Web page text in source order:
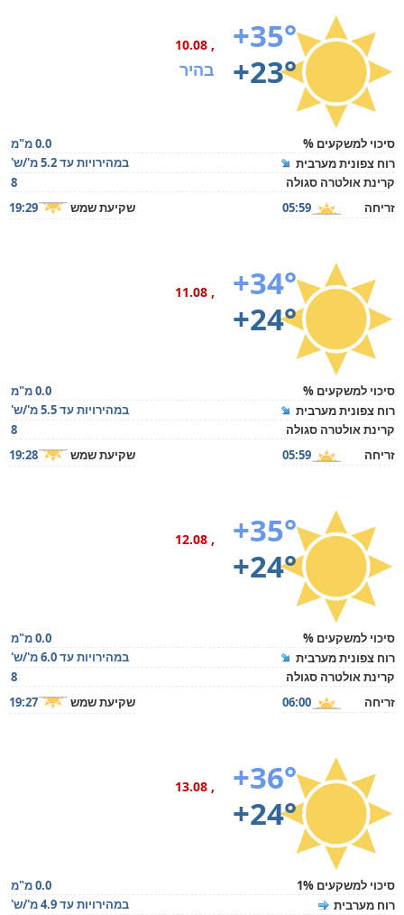
+35°
+23°
, 10.08
בהיר
סיכוי למשקעים %
0.0 מ"מ
רוח צפונית מערבית
במהירויות עד 5.2 מ'/ש'
קרינת אולטרה סגולה
8
זריחה
05:59 שקיעת שמש 19:29
+34°
+24°
, 11.08
סיכוי למשקעים %
0.0 מ"מ
רוח צפונית מערבית
במהירויות עד 5.5 מ'/ש'
קרינת אולטרה סגולה
8
זריחה
05:59 שקיעת שמש 19:28
+35°
+24°
, 12.08
סיכוי למשקעים %
0.0 מ"מ
רוח צפונית מערבית
במהירויות עד 6.0 מ'/ש'
קרינת אולטרה סגולה
8
זריחה
06:00 שקיעת שמש 19:27
+36°
+24°
, 13.08
סיכוי למשקעים 1%
0.0 מ"מ
רוח מערבית
במהירויות עד 4.9 מ'/ש'